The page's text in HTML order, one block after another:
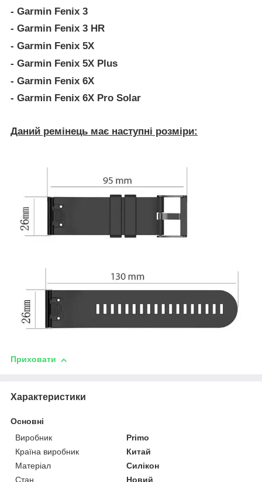
- Garmin Fenix 3
- Garmin Fenix 3 HR
- Garmin Fenix 5X
- Garmin Fenix 5X Plus
- Garmin Fenix 6X
- Garmin Fenix 6X Pro Solar
Даний ремінець має наступні розміри:
Приховати
Характеристики
Основні
Виробник
Primo
Країна виробник
Китай
Матеріал
Силікон
Стан
Новий